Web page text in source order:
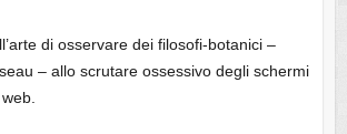
di osservare dei filosofi-botanici –
– allo scrutare ossessivo degli schermi